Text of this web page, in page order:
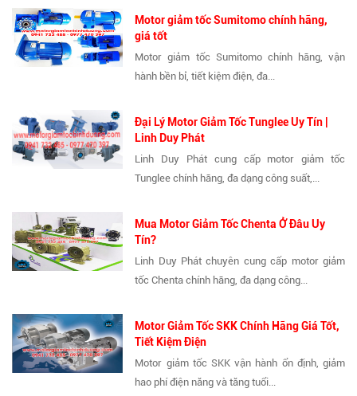
Motor giảm tốc Sumitomo chính hãng,
giá tốt
Motor giảm tốc Sumitomo chính hãng, vận
hành bền bỉ, tiết kiệm điện, đa...
Đại Lý Motor Giảm Tốc Tunglee Uy Tín |
Linh Duy Phát
Linh Duy Phát cung cấp motor giảm tốc
Tunglee chính hãng, đa dạng công suất,...
Mua Motor Giảm Tốc Chenta Ở Đâu Uy
Tín?
Linh Duy Phát chuyên cung cấp motor giảm
tốc Chenta chính hãng, đa dạng công...
Motor Giảm Tốc SKK Chính Hãng Giá Tốt,
Tiết Kiệm Điện
Motor giảm tốc SKK vận hành ổn định, giảm
hao phí điện năng và tăng tuổi...